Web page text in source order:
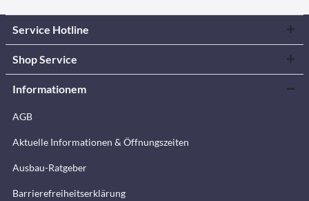
Service Hotline
Shop Service
Informationem
AGB
Aktuelle Informationen & Öffnungszeiten
Ausbau-Ratgeber
Barrierefreiheitserklärung